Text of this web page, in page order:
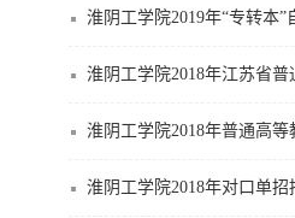
淮阴工学院2019年“专转本”
淮阴工学院2018年江苏省
淮阴工学院2018年普通高
淮阴工学院2018年对口单招